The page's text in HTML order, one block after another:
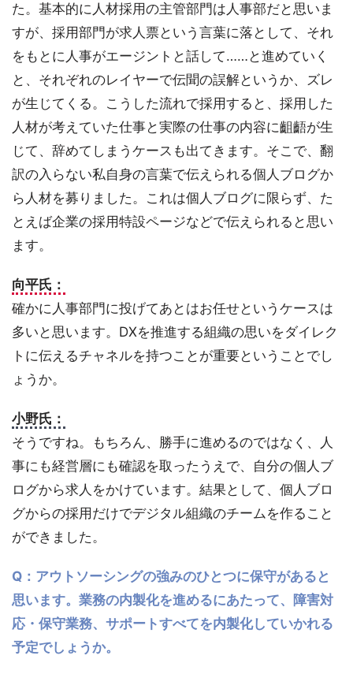
た。基本的に人材採用の主管部門は人事部だと思いま
すが、採用部門が求人票という言葉に落として、それ
をもとに人事がエージントと話して……と進めていく
と、それぞれのレイヤーで伝聞の誤解というか、ズレ
が生じてくる。こうした流れで採用すると、採用した
人材が考えていた仕事と実際の仕事の内容に齟齬が生
じて、辞めてしまうケースも出てきます。そこで、翻
訳の入らない私自身の言葉で伝えられる個人ブログか
ら人材を募りました。これは個人ブログに限らず、た
とえば企業の採用特設ページなどで伝えられると思い
ます。
向平氏：
確かに人事部門に投げてあとはお任せというケースは
多いと思います。DXを推進する組織の思いをダイレク
トに伝えるチャネルを持つことが重要ということでし
ょうか。
小野氏：
そうですね。もちろん、勝手に進めるのではなく、人
事にも経営層にも確認を取ったうえで、自分の個人ブ
ログから求人をかけています。結果として、個人ブロ
グからの採用だけでデジタル組織のチームを作ること
ができました。
Q：アウトソーシングの強みのひとつに保守があると
思います。業務の内製化を進めるにあたって、障害対
応・保守業務、サポートすべてを内製化していかれる
予定でしょうか。